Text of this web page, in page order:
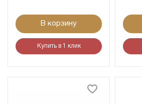
В корзину
Купить в 1 клик